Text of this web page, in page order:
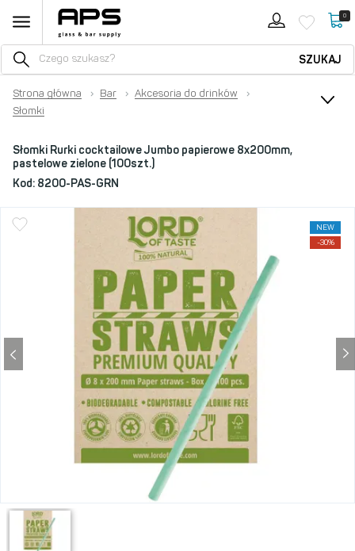
0
SZUKAJ
Strona główna › Bar › Akcesoria do drinków
›
Słomki
Słomki Rurki cocktailowe Jumbo papierowe 8x200mm,
pastelowe zielone (100szt.)
Kod: 8200-PAS-GRN
NEW
-30%